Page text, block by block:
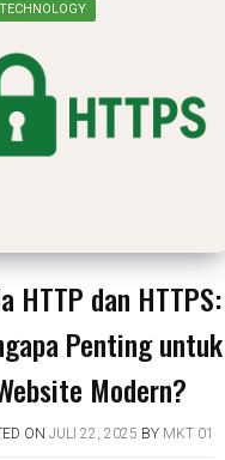
TECHNOLOGY
HTTP dan HTTPS:
Penting untuk
Modern?
ONJULI 22, 2025 BY MKT 01